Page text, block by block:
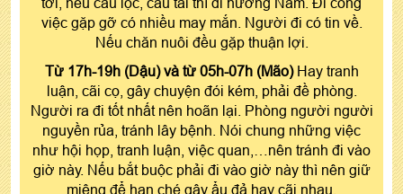
việc gặp gỡ có nhiều may mắn. Người đi có tin về.
Nếu chăn nuôi đều gặp thuận lợi.
Từ 17h-19h (Dậu) và từ 05h-07h (Mão) Hay tranh
luận, cãi cọ, gây chuyện đói kém, phải đề phòng.
Người ra đi tốt nhất nên hoãn lại. Phòng người người
nguyền rủa, tránh lây bệnh. Nói chung những việc
như hội họp, tranh luận, việc quan,…nên tránh đi vào
giờ này. Nếu bắt buộc phải đi vào giờ này thì nên giữ
miệng để hạn ché gây ẩu đả hay cãi nhau.